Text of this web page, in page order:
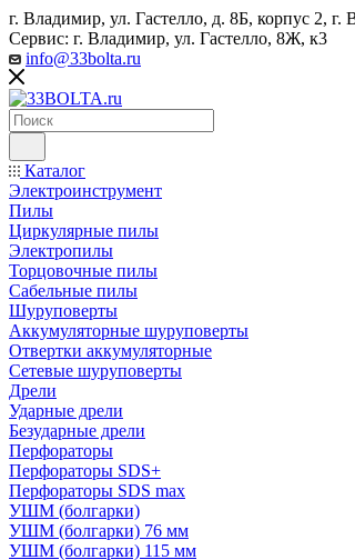
г. Владимир, ул. Гастелло, д. 8Б, корпус 2,
Сервис: г. Владимир, ул. Гастелло, 8Ж, к3
info@33bolta.ru
Каталог
Электроинструмент
Пилы
Циркулярные пилы
Электропилы
Торцовочные пилы
Сабельные пилы
Шуруповерты
Аккумуляторные шуруповерты
Отвертки аккумуляторные
Сетевые шуруповерты
Дрели
Ударные дрели
Безударные дрели
Перфораторы
Перфораторы SDS+
Перфораторы SDS max
УШМ (болгарки)
УШМ (болгарки) 76 мм
УШМ (болгарки) 115 мм